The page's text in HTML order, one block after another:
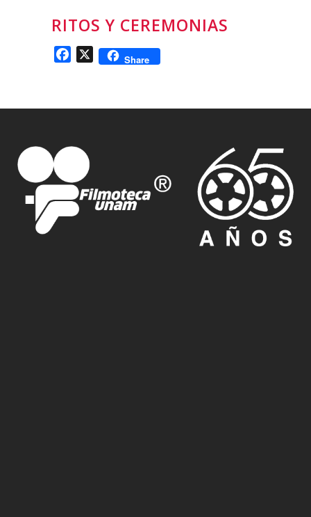
RITOS Y CEREMONIAS
Facebook
X Share